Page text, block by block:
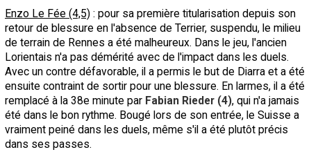
Enzo Le Fée (4,5) : pour sa première titularisation depuis son
retour de blessure en l'absence de Terrier, suspendu, le milieu
de terrain de Rennes a été malheureux. Dans le jeu, l'ancien
Lorientais n'a pas démérité avec de l'impact dans les duels.
Avec un contre défavorable, il a permis le but de Diarra et a été
ensuite contraint de sortir pour une blessure. En larmes, il a été
remplacé à la 38e minute par Fabian Rieder (4), qui n'a jamais
été dans le bon rythme. Bougé lors de son entrée, le Suisse a
vraiment peiné dans les duels, même s'il a été plutôt précis
dans ses passes.